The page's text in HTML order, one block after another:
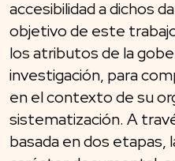
accesibilidad a dichos
objetivo de este
los atributos de la
investigación, para
en el contexto de su
sistematización. A
basada en dos etapas,